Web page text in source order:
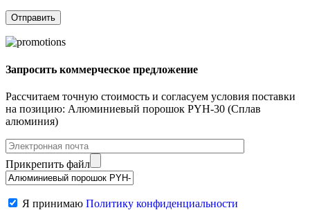
Запросить коммерческое предложение
Рассчитаем точную стоимость и согласуем условия поставки
на позицию: Алюминиевый порошок PYH-30 (Сплав
алюминия)
Прикрепить файл
Я принимаю Политику конфиденциальности